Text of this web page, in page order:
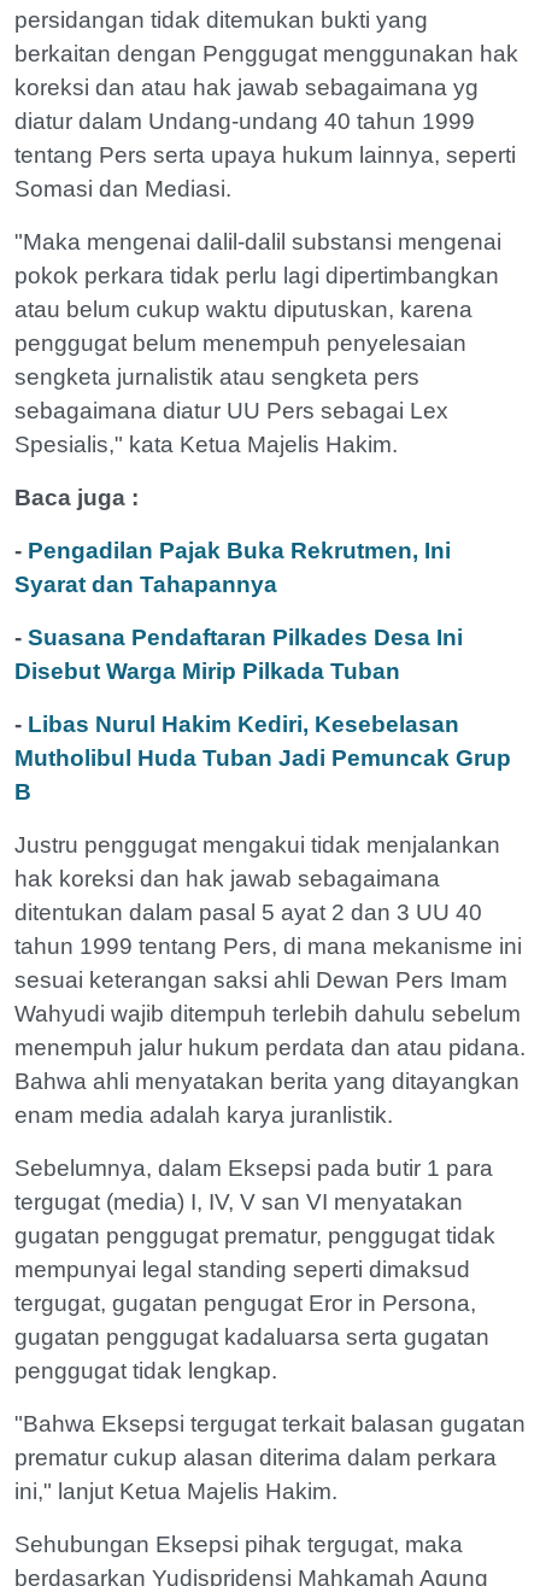
persidangan tidak ditemukan bukti yang
berkaitan dengan Penggugat menggunakan hak
koreksi dan atau hak jawab sebagaimana yg
diatur dalam Undang-undang 40 tahun 1999
tentang Pers serta upaya hukum lainnya, seperti
Somasi dan Mediasi.
"Maka mengenai dalil-dalil substansi mengenai
pokok perkara tidak perlu lagi dipertimbangkan
atau belum cukup waktu diputuskan, karena
penggugat belum menempuh penyelesaian
sengketa jurnalistik atau sengketa pers
sebagaimana diatur UU Pers sebagai Lex
Spesialis," kata Ketua Majelis Hakim.
Baca juga :
- Pengadilan Pajak Buka Rekrutmen, Ini
Syarat dan Tahapannya
- Suasana Pendaftaran Pilkades Desa Ini
Disebut Warga Mirip Pilkada Tuban
- Libas Nurul Hakim Kediri, Kesebelasan
Mutholibul Huda Tuban Jadi Pemuncak Grup
B
Justru penggugat mengakui tidak menjalankan
hak koreksi dan hak jawab sebagaimana
ditentukan dalam pasal 5 ayat 2 dan 3 UU 40
tahun 1999 tentang Pers, di mana mekanisme ini
sesuai keterangan saksi ahli Dewan Pers Imam
Wahyudi wajib ditempuh terlebih dahulu sebelum
menempuh jalur hukum perdata dan atau pidana.
Bahwa ahli menyatakan berita yang ditayangkan
enam media adalah karya juranlistik.
Sebelumnya, dalam Eksepsi pada butir 1 para
tergugat (media) I, IV, V san VI menyatakan
gugatan penggugat prematur, penggugat tidak
mempunyai legal standing seperti dimaksud
tergugat, gugatan pengugat Eror in Persona,
gugatan penggugat kadaluarsa serta gugatan
penggugat tidak lengkap.
"Bahwa Eksepsi tergugat terkait balasan gugatan
prematur cukup alasan diterima dalam perkara
ini," lanjut Ketua Majelis Hakim.
Sehubungan Eksepsi pihak tergugat, maka
berdasarkan Yudispridensi Mahkamah Agung